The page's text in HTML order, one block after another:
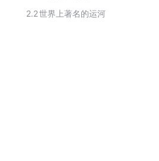
2.2世界上著名的运河